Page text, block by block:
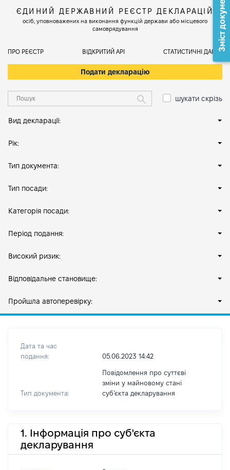
ЄДИНИЙ ДЕРЖАВНИЙ РЕЄСТР ДЕКЛАРАЦІЙ
осіб, уповноважених на виконання функцій держави або місцевого
самоврядування
ПРО РЕЄСТР ВІДКРИТИЙ АРІ СТАТИСТИЧНІ ДАНІ
Подати декларацію
шукати скрізь
Вид декларації:
Рік:
Тип документа:
Тип посади:
Категорія посади:
Період подання:
Високий ризик:
Відповідальне становище:
Пройшла автоперевірку:
Дата та час
подання:
05.06.2023 14:42
Тип документа:
Повідомлення про суттєві
зміни у майновому стані
субʼєкта декларування
1. Інформація про суб'єкта
декларування
Зміст документа